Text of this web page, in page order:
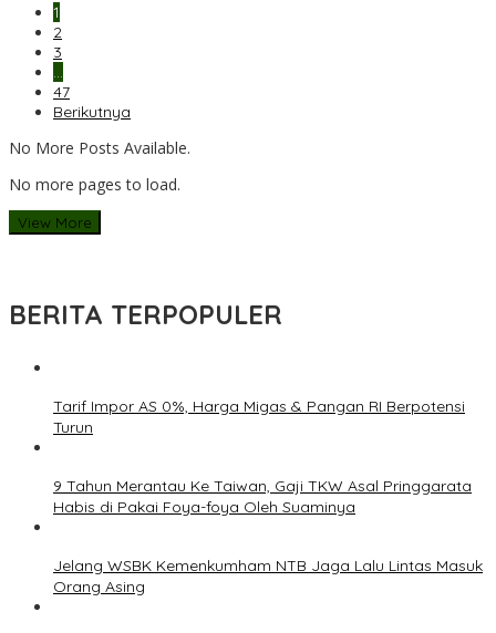
1
2
3
…
47
Berikutnya
No More Posts Available.
No more pages to load.
View More
BERITA TERPOPULER
Tarif Impor AS 0%, Harga Migas & Pangan RI Berpotensi
Turun
9 Tahun Merantau Ke Taiwan, Gaji TKW Asal Pringgarata
Habis di Pakai Foya-foya Oleh Suaminya
Jelang WSBK Kemenkumham NTB Jaga Lalu Lintas Masuk
Orang Asing